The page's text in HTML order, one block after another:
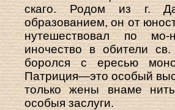
скаго. Родом из г.
образованием, он от
нутешествовал по
иночество в обители
боролся с ересью
Патриция—это особый
только жены внаме
особыя заслуги.